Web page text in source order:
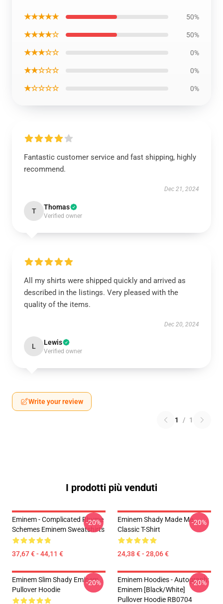
★★★★★ 50%
★★★★☆ 50%
★★★☆☆ 0%
★★☆☆☆ 0%
★☆☆☆☆ 0%
Fantastic customer service and fast shipping, highly
recommend.
Dec 21, 2024
T Thomas
Verified owner
All my shirts were shipped quickly and arrived as
described in the listings. Very pleased with the
quality of the items.
Dec 20, 2024
L Lewis
Verified owner
Write your review
1 / 1
I prodotti più venduti
Eminem - Complicated Rhyme
Schemes Eminem Sweatshirts
37,67 € - 44,11 €
-20%
Eminem Shady Made Me
Classic T-Shirt
24,38 € - 28,06 €
-20%
Eminem Slim Shady Eminem
Pullover Hoodie
-20%
Eminem Hoodies - Autograph:
Eminem [Black/White]
Pullover Hoodie RB0704
-20%